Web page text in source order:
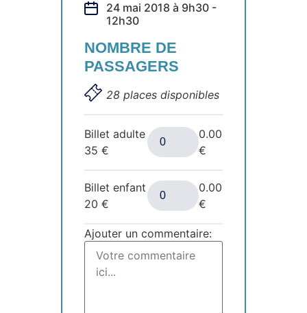
24 mai 2018 à 9h30 -
12h30
NOMBRE DE
PASSAGERS
28 places disponibles
Billet adulte
35€
0.00
€
Billet enfant
20€
0.00
€
Ajouter un commentaire: